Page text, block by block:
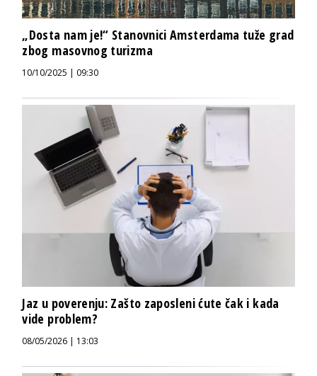
„Dosta nam je!“ Stanovnici Amsterdama tuže grad
zbog masovnog turizma
10/10/2025 | 09:30
Jaz u poverenju: Zašto zaposleni ćute čak i kada
vide problem?
08/05/2026 | 13:03